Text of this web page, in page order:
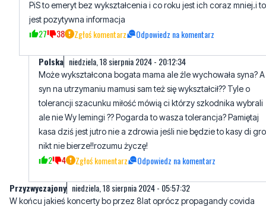
Polska niedziela, 18 sierpnia 2024 - 20:12:34
Może wykształcona bogata mama ale źle wychowała syna? A
tolerancji szacunku miłość mówią ci którzy szkodnika wybrali
ale nie Wy lemingi ?? Pogarda to wasza tolerancja? Pamiętaj
kasa dziś jest jutro nie a zdrowia jeśli nie będzie to kasy di
nikt nie bierze!!rozumu życzę!
2 4 Zgłoś komentarz Odpowiedz na komentarz
Przyzwyczajony niedziela, 18 sierpnia 2024 - 05:57:32
W końcu jakieś koncerty bo przez 8lat oprócz propagandy covida
9 9 Zgłoś komentarz Odpowiedz na komentarz